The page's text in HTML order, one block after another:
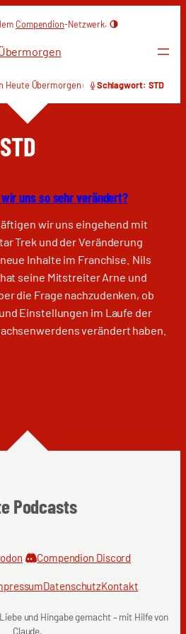
Compendion-Netzwerk.
Heute Übermorgen Schlagwort: STD
STD
wir uns so sehr verändert?
wir uns eingehend mit
Trek und der Veränderung
Inhalte im Franchise. Nils
seine Mitstreiter Arne und
die Frage nachzudenken, ob
Einstellungen im Laufe der
verändert haben.
Podcasts
Compendion Discord
DatenschutzKontakt
und Hingabe gemacht – mit Hilfe von
Claude.